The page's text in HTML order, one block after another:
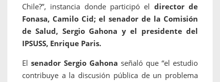
Chile?”, instancia donde participó el director de
Fonasa, Camilo Cid; el senador de la Comisión
de Salud, Sergio Gahona y el presidente del
IPSUSS, Enrique Paris.
El senador Sergio Gahona señaló que “el estudio
contribuye a la discusión pública de un problema